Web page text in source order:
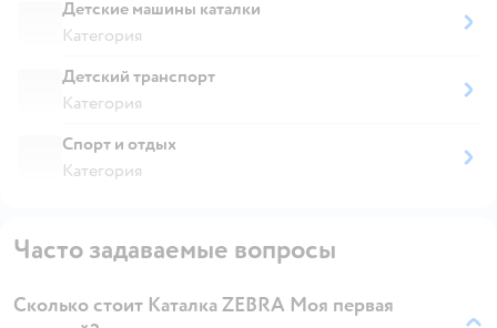
Детские машины каталки
Категория
Детский транспорт
Категория
Спорт и отдых
Категория
Часто задаваемые вопросы
Сколько стоит Каталка ZEBRA Моя первая